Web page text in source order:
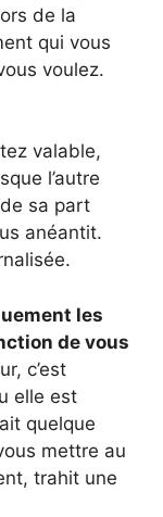
de la
qui vous
voulez.
valable,
l’autre
sa part
anéantit.
les
de vous
c’est
elle est
quelque
mettre au
trahit une